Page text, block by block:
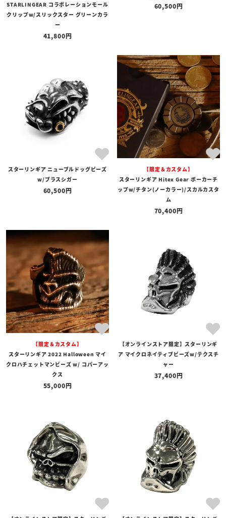
STARLINGEAR コラボレーションモール
クリップw/スリックスター グリーンカラ
ー
41,800
60,500
スターリンギア ニューブルドッグビーズ
w/ブラスシガー
60,500
【限定＆カスタム】
スターリンギア Hitex Gear ポーカーチ
ップw/チタン(ノーカラー)/スカルカスタ
ム
70,400
【限定＆カスタム】
スターリンギア 2022 Halloween マイ
クロハチェットマンビーズ w/ コパーアッ
クス
55,000
【オンラインストア限定】スターリンギ
ア マイクロネイティブビーズw/テクスチ
ャー
37,400